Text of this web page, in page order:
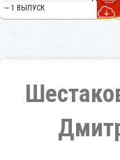
— 1 ВЫПУСК